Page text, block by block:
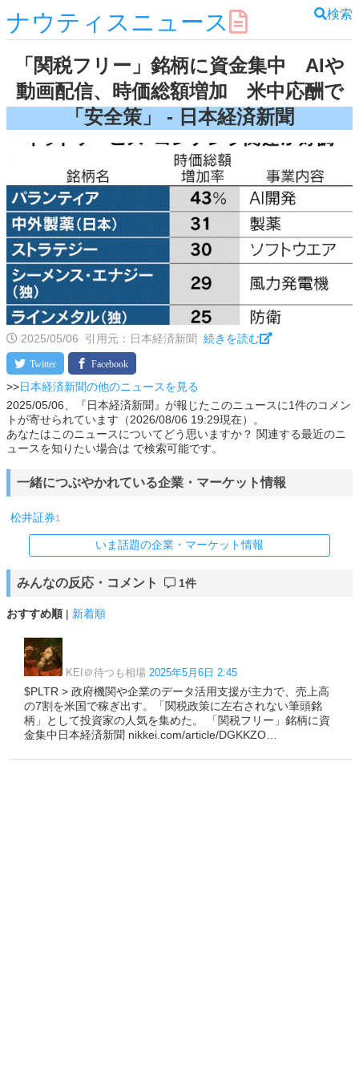
ナウティスニュース 検索
「関税フリー」銘柄に資金集中 AIや
動画配信、時価総額増加 米中応酬で
「安全策」 - 日本経済新聞
2025/05/06 引用元：日本経済新聞 続きを読む
>>日本経済新聞の他のニュースを見る
2025/05/06、『日本経済新聞』が報じたこのニュースに1件のコメン
トが寄せられています（2026/08/06 19:29現在）。
あなたはこのニュースについてどう思いますか？ 関連する最近のニ
ュースを知りたい場合は で検索可能です。
一緒につぶやかれている企業・マーケット情報
松井証券1
いま話題の企業・マーケット情報
みんなの反応・コメント 1件
おすすめ順 | 新着順
KEI＠待つも相場 2025年5月6日 2:45
$PLTR > 政府機関や企業のデータ活用支援が主力で、売上高
の7割を米国で稼ぎ出す。「関税政策に左右されない筆頭銘
柄」として投資家の人気を集めた。 「関税フリー」銘柄に資
金集中日本経済新聞 nikkei.com/article/DGKKZO…